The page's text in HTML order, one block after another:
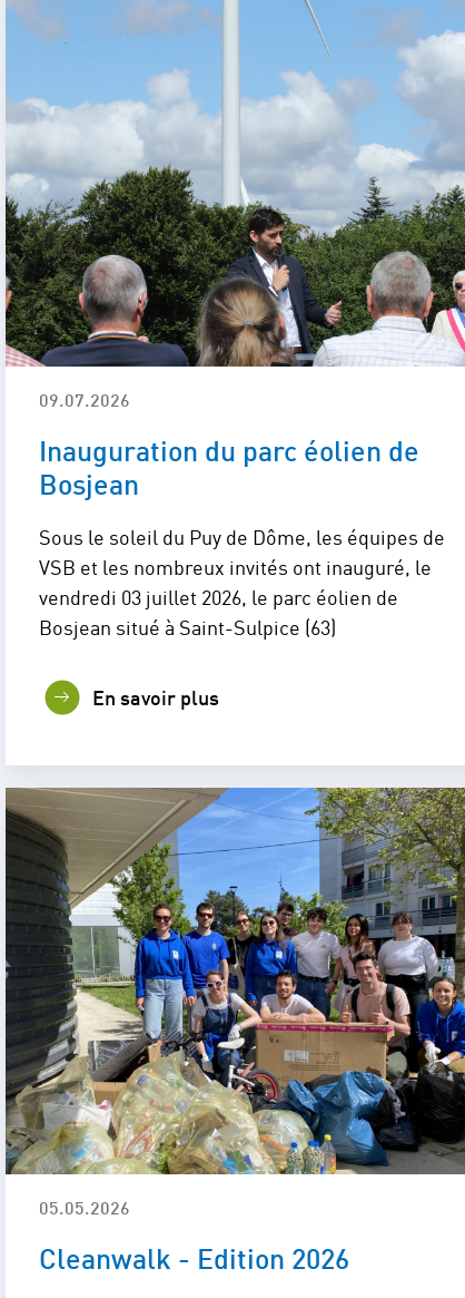
09.07.2026
Inauguration du parc éolien de
Bosjean
Sous le soleil du Puy de Dôme, les équipes de
VSB et les nombreux invités ont inauguré, le
vendredi 03 juillet 2026, le parc éolien de
Bosjean situé à Saint-Sulpice (63)
En savoir plus
05.05.2026
Cleanwalk - Edition 2026